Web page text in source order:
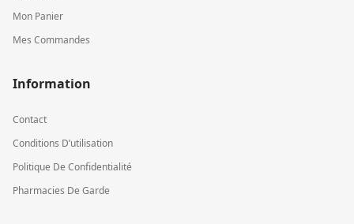
Mon Panier
Mes Commandes
Information
Contact
Conditions D’utilisation
Politique De Confidentialité
Pharmacies De Garde